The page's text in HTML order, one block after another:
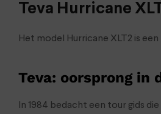
Teva Hurricane
Het model Hurricane XLT2 is
Teva: oorsprong in
In 1984 bedacht een tour gids